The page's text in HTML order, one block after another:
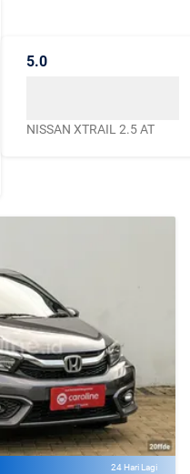
5.0
NISSAN XTRAIL 2.5 AT
24 Hari Lagi